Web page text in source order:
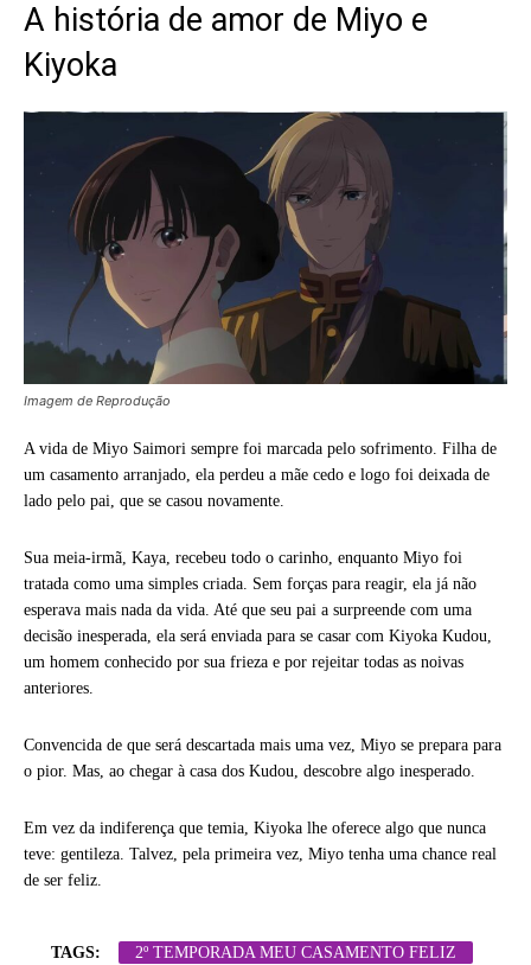
A história de amor de Miyo e
Kiyoka
Imagem de Reprodução
A vida de Miyo Saimori sempre foi marcada pelo sofrimento. Filha de
um casamento arranjado, ela perdeu a mãe cedo e logo foi deixada de
lado pelo pai, que se casou novamente.
Sua meia-irmã, Kaya, recebeu todo o carinho, enquanto Miyo foi
tratada como uma simples criada. Sem forças para reagir, ela já não
esperava mais nada da vida. Até que seu pai a surpreende com uma
decisão inesperada, ela será enviada para se casar com Kiyoka Kudou,
um homem conhecido por sua frieza e por rejeitar todas as noivas
anteriores.
Convencida de que será descartada mais uma vez, Miyo se prepara para
o pior. Mas, ao chegar à casa dos Kudou, descobre algo inesperado.
Em vez da indiferença que temia, Kiyoka lhe oferece algo que nunca
teve: gentileza. Talvez, pela primeira vez, Miyo tenha uma chance real
de ser feliz.
TAGS:
2º TEMPORADA MEU CASAMENTO FELIZ